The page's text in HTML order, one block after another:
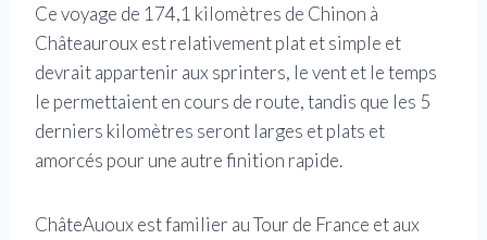
Ce voyage de 174,1 kilomètres de Chinon à
Châteauroux est relativement plat et simple et
devrait appartenir aux sprinters, le vent et le temps
le permettaient en cours de route, tandis que les 5
derniers kilomètres seront larges et plats et
amorcés pour une autre finition rapide.
ChâteAuoux est familier au Tour de France et aux